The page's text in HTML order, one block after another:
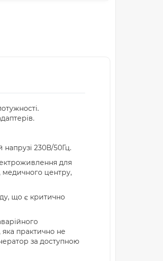
230В/50Гц.
для
медичного центру,
що є критично
яка практично не
за доступною